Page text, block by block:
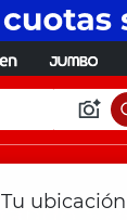
Tu ubicación